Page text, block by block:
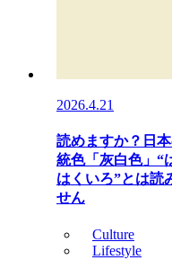
2026.4.21
読めますか？日
統色「灰白色」“
はくいろ”とは読
せん
Culture
Lifestyle